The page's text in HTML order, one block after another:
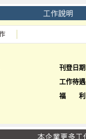
刊登日期
工作待遇
福 利